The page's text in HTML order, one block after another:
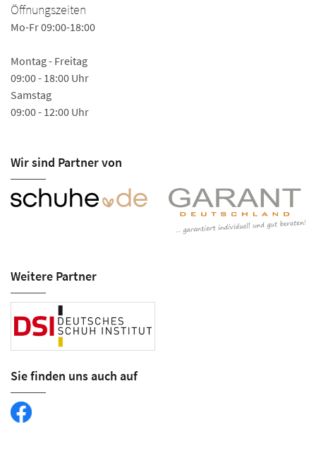
Öffnungszeiten
Mo-Fr 09:00-18:00
Montag - Freitag
09:00 - 18:00 Uhr
Samstag
09:00 - 12:00 Uhr
Wir sind Partner von
Weitere Partner
Sie finden uns auch auf